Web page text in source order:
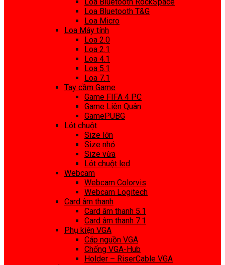
Loa Bluetooth T&G
Loa Micro
Loa Máy tính
Loa 2.0
Loa 2.1
Loa 4.1
Loa 5.1
Loa 7.1
Tay cầm Game
Game FIFA 4 PC
Game Liên Quân
GamePUBG
Lót chuột
Size lớn
Size nhỏ
Size vừa
Lót chuột led
Webcam
Webcam Colorvis
Webcam Logitech
Card âm thanh
Card âm thanh 5.1
Card âm thanh 7.1
Phụ kiện VGA
Cáp nguồn VGA
Chống VGA-Hub
Holder – RiserCable VGA